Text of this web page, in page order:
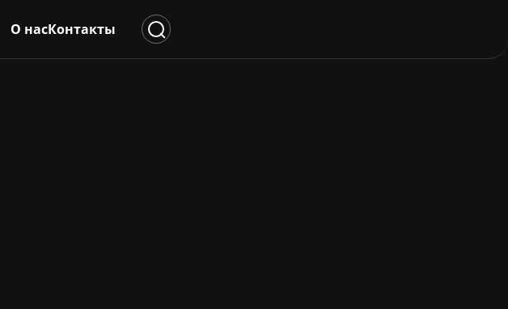
О насКонтакты